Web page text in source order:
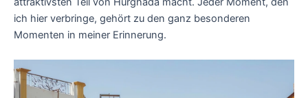
ich hier verbringe, gehört zu den ganz besonderen
Momenten in meiner Erinnerung.